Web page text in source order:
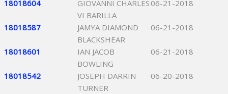
18018604
GIOVANNI CHARLES
VI BARILLA
06-21-2018
18018587
JAMYA DIAMOND
BLACKSHEAR
06-21-2018
18018601
IAN JACOB
BOWLING
06-21-2018
18018542
JOSEPH DARRIN
TURNER
06-20-2018